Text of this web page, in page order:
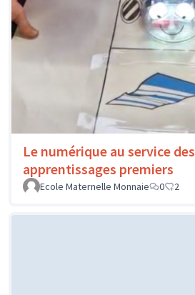
Le numérique au service des
apprentissages premiers
Ecole Maternelle Monnaie
0 2